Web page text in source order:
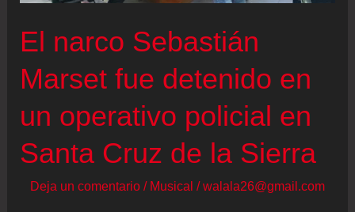
cartel
de
El narco Sebastián
Marset fue detenido en
un operativo policial en
Santa Cruz de la Sierra
Deja un comentario / Musical /walala26@gmail.com